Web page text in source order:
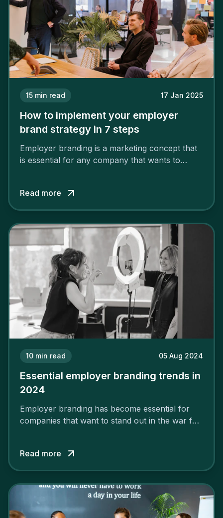
15 min read 17 Jan 2025
How to implement your employer
brand strategy in 7 steps
Employer branding is a marketing concept that
is essential for any company that wants to
solid and positive employer brand are clear, you
cannot simply wave a magic wand for it to be
Read more
10 min read 05 Aug 2024
Essential employer branding trends in
2024
Employer branding has become essential for
companies that want to stand out in the war for
attract the best profiles.
Read more